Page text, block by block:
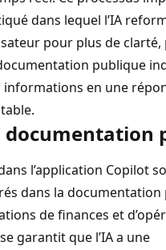
dans lequel l’IA
pour plus de clarté,
publique
informations en une
documentation
l’application Copilot
dans la documentation
de finances et
garantit que l’IA a une